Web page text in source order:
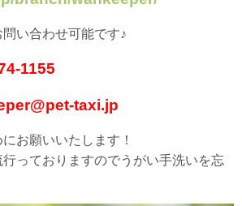
い合わせ可能です♪
1155
taxi.jp
お願いいたします！
っておりますのでうがい手洗いを忘